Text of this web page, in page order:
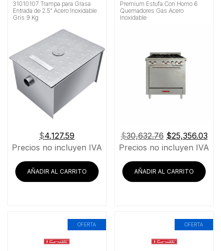
31010107 Trampa para Grasa
Entrada de 2.5″ Acero Inoxidable
Gris 9 Kg
$4,127.59
Precios no incluyen IVA
AÑADIR AL CARRITO
Premium Estufa Con Horno 6
Quemadores Gas Acero
Inoxidable
$30,632.76 El
precio
original
era:
$30,632.76.
$25,356.03El
Precios no incluyen IVA
AÑADIR AL CARRITO
OFERTA OFERTA